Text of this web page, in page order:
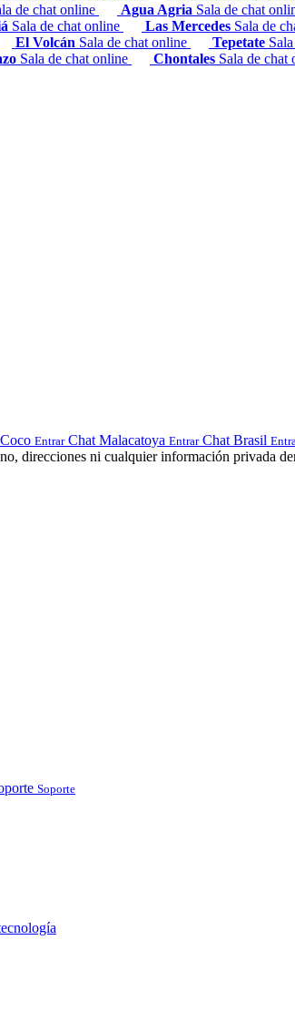
de chat online Agua Agria Sala de chat
Sala de chat online Las Mercedes Sala de
El Volcán Sala de chat online Tepetate
Sala de chat online Chontales Sala de chat
Entrar Chat Malacatoya Entrar Chat Brasil
direcciones ni cualquier información privada
Soporte